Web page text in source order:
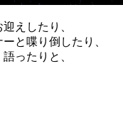
えしたり、
と喋り倒したり、
ったりと、